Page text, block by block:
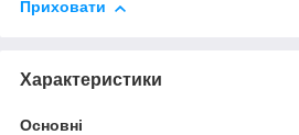
Приховати
Характеристики
Основні